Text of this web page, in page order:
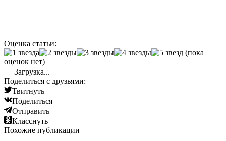
Оценка статьи:
(пока
оценок нет)
Загрузка...
Поделиться с друзьями:
Твитнуть
Поделиться
Отправить
Класснуть
Похожие публикации